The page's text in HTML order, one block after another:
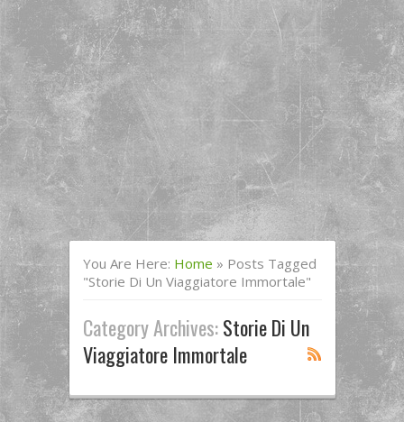
You Are Here: Home » Posts Tagged
"storie Di Un Viaggiatore Immortale"
Category Archives:Storie Di Un
Viaggiatore Immortale